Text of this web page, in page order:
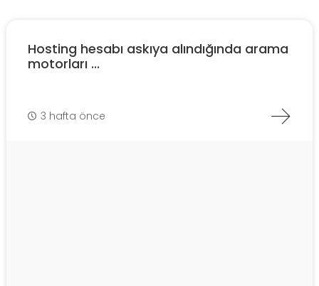
Hosting hesabı askıya alındığında arama
motorları ...
3 hafta önce